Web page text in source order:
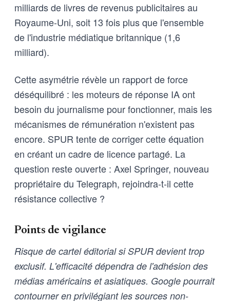
milliards de livres de revenus publicitaires au
Royaume-Uni, soit 13 fois plus que l'ensemble
de l'industrie médiatique britannique (1,6
milliard).
Cette asymétrie révèle un rapport de force
déséquilibré : les moteurs de réponse IA ont
besoin du journalisme pour fonctionner, mais les
mécanismes de rémunération n'existent pas
encore. SPUR tente de corriger cette équation
en créant un cadre de licence partagé. La
question reste ouverte : Axel Springer, nouveau
propriétaire du Telegraph, rejoindra-t-il cette
résistance collective ?
Points de vigilance
Risque de cartel éditorial si SPUR devient trop
exclusif. L'efficacité dépendra de l'adhésion des
médias américains et asiatiques. Google pourrait
contourner en privilégiant les sources non-